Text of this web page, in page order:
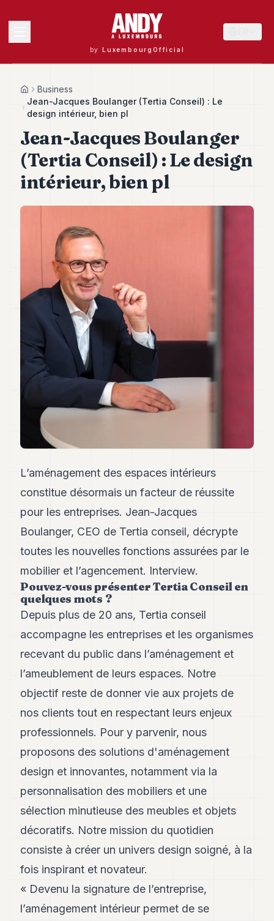
by LuxembourgOfficial
Andy
40
Andy
39
Andy
Andy
Andy
32
Andy
Andy
30
Andy
23
Andy
22
Andy
Andy
19
Andy
18
16
15
Andy
Andy
12
11
Andy
Andy
8
7
Andy
Andy
5
HomeBusiness
Jean-Jacques Boulanger (Tertia Conseil) : Le
design intérieur, bien pl
Jean-Jacques Boulanger
(Tertia Conseil) : Le design
intérieur, bien pl
L’aménagement des espaces intérieurs
constitue désormais un facteur de réussite
pour les entreprises. Jean-Jacques
Boulanger, CEO de Tertia conseil, décrypte
toutes les nouvelles fonctions assurées par le
mobilier et l’agencement. Interview.
Pouvez-vous présenter Tertia Conseil en
quelques mots ?
Depuis plus de 20 ans, Tertia conseil
accompagne les entreprises et les organismes
recevant du public dans l’aménagement et
l’ameublement de leurs espaces. Notre
objectif reste de donner vie aux projets de
nos clients tout en respectant leurs enjeux
professionnels. Pour y parvenir, nous
proposons des solutions d'aménagement
design et innovantes, notamment via la
personnalisation des mobiliers et une
sélection minutieuse des meubles et objets
décoratifs. Notre mission du quotidien
consiste à créer un univers design soigné, à la
fois inspirant et novateur.
« Devenu la signature de l’entreprise,
l’aménagement intérieur permet de se